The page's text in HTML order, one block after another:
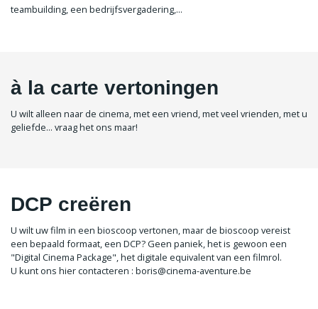
teambuilding, een bedrijfsvergadering,...
à la carte vertoningen
U wilt alleen naar de cinema, met een vriend, met veel vrienden, met u
geliefde... vraag het ons maar!
DCP creëren
U wilt uw film in een bioscoop vertonen, maar de bioscoop vereist
een bepaald formaat, een DCP? Geen paniek, het is gewoon een
"Digital Cinema Package", het digitale equivalent van een filmrol.
U kunt ons hier contacteren : boris@cinema-aventure.be